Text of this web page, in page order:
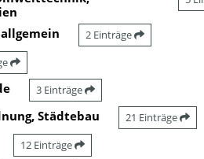
2 Einträge
3 Einträge
Städtebau 21 Einträge
12 Einträge